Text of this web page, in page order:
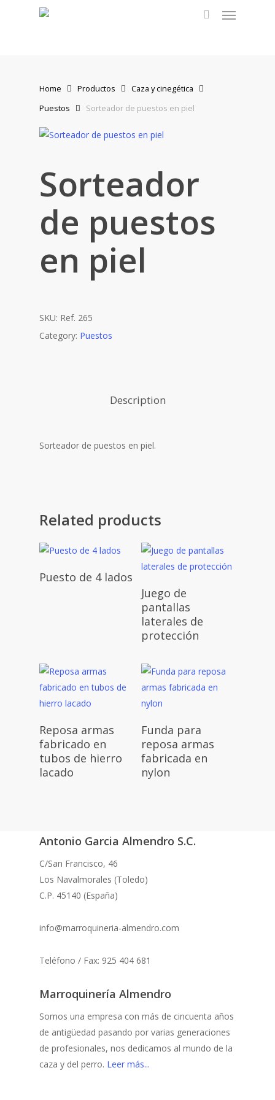
Menu
Home Productos
Caza y cinegética
Puestos
Sorteador de puestos en piel
Sorteador
de puestos
en piel
SKU: Ref. 265
Category: Puestos
Description
Sorteador de puestos en piel.
Related products
Puesto de 4 lados
Juego de
pantallas
laterales de
protección
Reposa armas
fabricado en
tubos de hierro
lacado
Funda para
reposa armas
fabricada en
nylon
Antonio Garcia Almendro S.C.
C/San Francisco, 46
Los Navalmorales (Toledo)
C.P. 45140 (España)
info@marroquineria-almendro.com
Teléfono / Fax: 925 404 681
Marroquinería Almendro
Somos una empresa con más de cincuenta años
de antigüedad pasando por varias generaciones
de profesionales, nos dedicamos al mundo de la
caza y del perro. Leer más...